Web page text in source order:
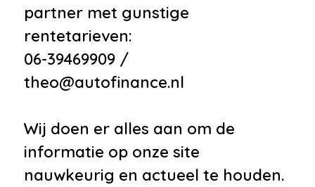
partner met gunstige
rentetarieven:
06-39469909 /
theo@autofinance.nl
Wij doen er alles aan om de
informatie op onze site
nauwkeurig en actueel te houden.